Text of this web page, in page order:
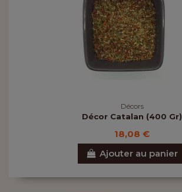
Décors
Décor Catalan (400 Gr)
18,08 €
Ajouter au panier